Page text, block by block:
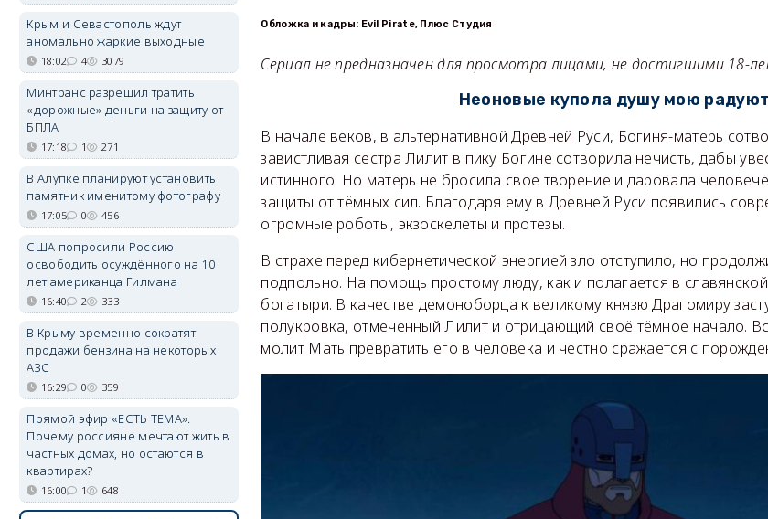
Обложка и кадры: Evil Pirate, Плюс Студия
Сериал не предназначен для просмотра лицами, не достигшими 18-
Неоновые купола душу мою радуют
В начале веков, в альтернативной Древней Руси, Богиня-матерь
завистливая сестра Лилит в пику Богине сотворила нечисть, дабы
истинного. Но матерь не бросила своё творение и даровала
защиты от тёмных сил. Благодаря ему в Древней Руси появились
огромные роботы, экзоскелеты и протезы.
В страхе перед кибернетической энергией зло отступило, но
подпольно. На помощь простому люду, как и полагается в
богатыри. В качестве демоноборца к великому князю Драгомиру
полукровка, отмеченный Лилит и отрицающий своё тёмное начало.
молит Мать превратить его в человека и честно сражается с
Крым и Севастополь ждут
аномально жаркие выходные
18:02 4 3079
Минтранс разрешил тратить
«дорожные» деньги на защиту от
БПЛА
17:18 1 271
В Алупке планируют установить
памятник именитому фотографу
17:05 0 456
США попросили Россию
освободить осуждённого на 10
лет американца Гилмана
16:40 2 333
В Крыму временно сократят
продажи бензина на некоторых
АЗС
16:29 0 359
Прямой эфир «ЕСТЬ ТЕМА».
Почему россияне мечтают жить в
частных домах, но остаются в
квартирах?
16:00 1 648